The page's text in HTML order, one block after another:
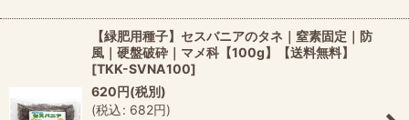
【緑肥用種子】セスバニアのタネ｜窒素固定｜防
風｜硬盤破砕｜マメ科【100g】【送料無料】
[TKK-SVNA100]
620円(税別)
(税込: 682円)